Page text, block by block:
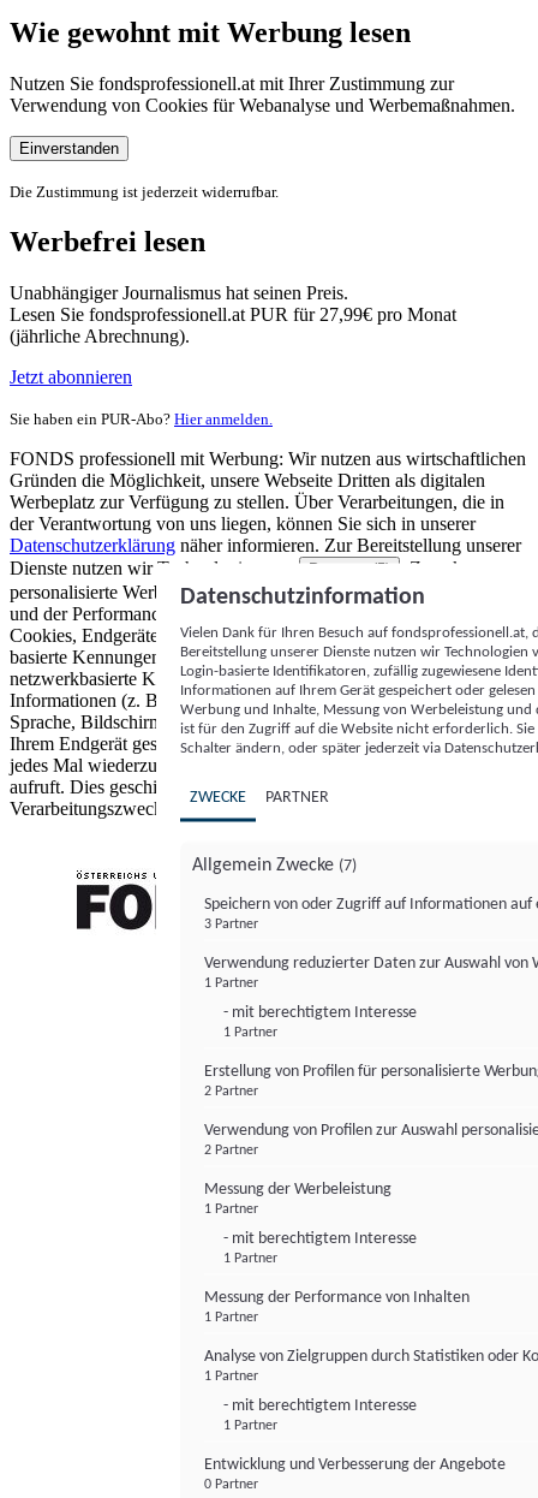
Wie gewohnt mit Werbung lesen
Nutzen Sie fondsprofessionell.at mit Ihrer Zustimmung zur
Verwendung von Cookies für Webanalyse und Werbemaßnahmen.
Einverstanden
Die Zustimmung ist jederzeit widerrufbar.
Werbefrei lesen
Unabhängiger Journalismus hat seinen Preis.
Lesen Sie fondsprofessionell.at PUR für 27,99€ pro Monat
(jährliche Abrechnung).
Jetzt abonnieren
Sie haben ein PUR-Abo? Hier anmelden.
FONDS professionell mit Werbung: Wir nutzen aus wirtschaftlichen
Gründen die Möglichkeit, unsere Webseite Dritten als digitalen
Werbeplatz zur Verfügung zu stellen. Über Verarbeitungen, die in
der Verantwortung von uns liegen, können Sie sich in unserer
Datenschutzerklärung näher informieren. Zur Bereitstellung unserer
Dienste nutzen wir Technologien von
Partnern (5)
. Zwecke:
personalisierte Werbung und Inhalte, Messung von Werbeleistung
und der Performance von Inhalten sowie Zielgruppenforschung.
Cookies, Endgeräte- oder ähnliche Online-Kennungen (z. B. login-
basierte Kennungen, zufällig generierte Kennungen,
netzwerkbasierte Kennungen) können zusammen mit anderen
Informationen (z. B. Browsertyp und Browserinformationen,
Sprache, Bildschirmgröße, unterstützte Technologien usw.) auf
Ihrem Endgerät gespeichert oder von dort ausgelesen werden, um es
jedes Mal wiederzuerkennen, wenn es eine App oder einer Webseite
aufruft. Dies geschieht für einen oder mehrere der hier aufgeführten
Verarbeitungszwecke.
Datenschutzinformation
Vielen Dank für Ihren Besuch auf
Bereitstellung unserer Dienste nutzen wir Technologien
Login-basierte Identifikatoren, zufällig zugewiesene
Informationen auf Ihrem Gerät gespeichert oder
Werbung und Inhalte, Messung von Werbeleistung
ist für den Zugriff auf die Website nicht erforderlich.
Schalter ändern, oder später jederzeit via
ZWECKE PARTNER
Allgemein Zwecke (7)
Speichern von oder Zugriff auf Informationen auf
3 Partner
Verwendung reduzierter Daten zur Auswahl von
1 Partner
- mit berechtigtem Interesse
1 Partner
Erstellung von Profilen für personalisierte
2 Partner
Verwendung von Profilen zur Auswahl
2 Partner
Messung der Werbeleistung
1 Partner
- mit berechtigtem Interesse
1 Partner
Messung der Performance von Inhalten
1 Partner
Analyse von Zielgruppen durch Statistiken oder
1 Partner
- mit berechtigtem Interesse
1 Partner
Entwicklung und Verbesserung der Angebote
0 Partner
FONDS professionell